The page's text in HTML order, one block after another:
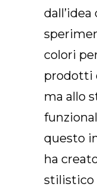
Arco Collection
Beam Collection
Collezione Frieze
Collezione
Origami
Collezione
Collezione Rest
Collezione Ribbon
colori
prodotti
ma allo
questo
ha
stilistico